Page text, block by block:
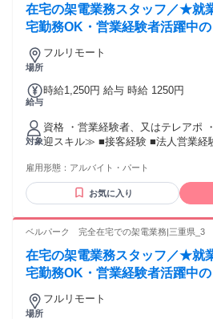
在宅の架電業務スタッフ／★就
宅勤務OK・営業経験者活躍中
場所
フルリモート
給与
時給1,250円 給与 時給 1250円
対象
資格 ・営業経験者、又はテレアポ ・
迎スキル≫ ■接客経験 ■法人営業経
雇用形態： アルバイト・パート
お気に入り
ベルパーク 完全在宅での架電業務|三重県_3
在宅の架電業務スタッフ／★就
宅勤務OK・営業経験者活躍中
場所
フルリモート